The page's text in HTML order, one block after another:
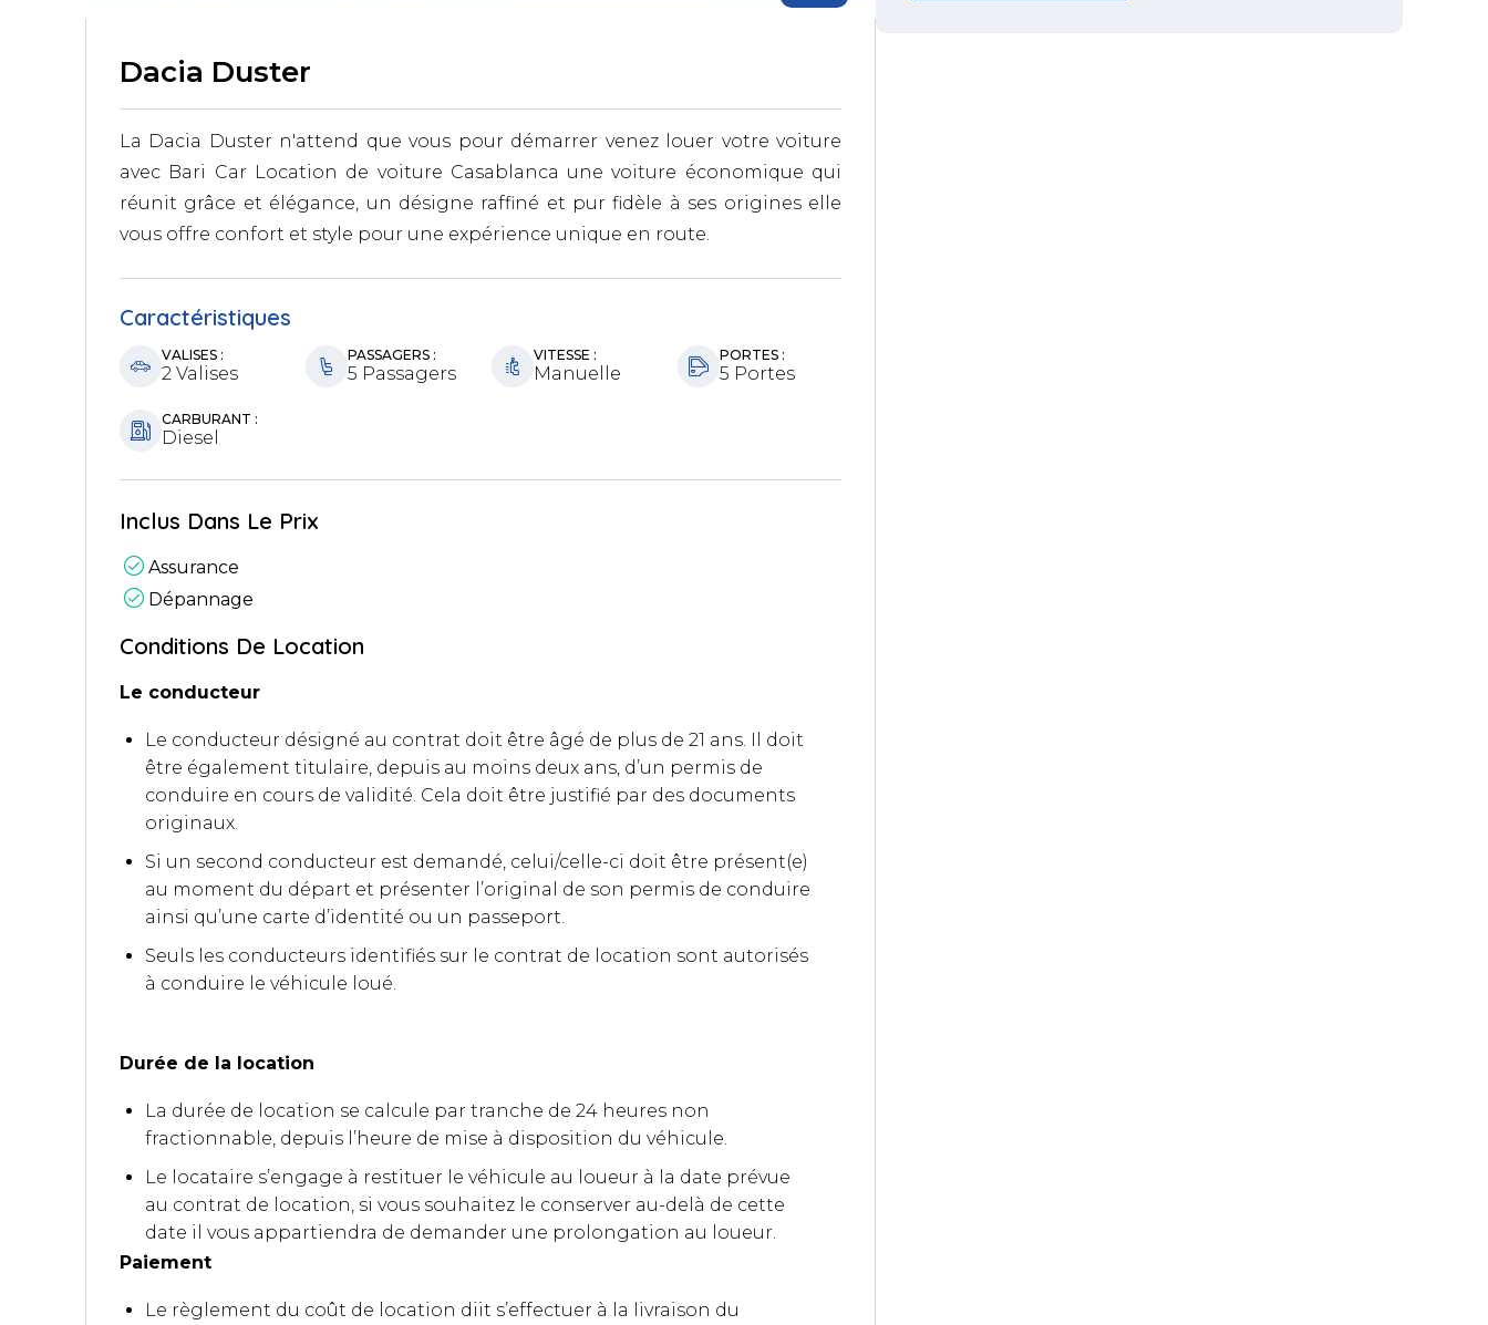
Dacia Duster
La Dacia Duster n'attend que vous pour démarrer venez louer votre voiture
avec Bari Car Location de voiture Casablanca une voiture économique qui
réunit grâce et élégance, un désigne raffiné et pur fidèle à ses origines elle
vous offre confort et style pour une expérience unique en route.
Caractéristiques
VALISES :
2 Valises
PASSAGERS :
5 Passagers
VITESSE :
Manuelle
PORTES :
5 Portes
CARBURANT :
Diesel
Inclus Dans Le Prix
Assurance
Dépannage
Conditions De Location
Le conducteur
Le conducteur désigné au contrat doit être âgé de plus de 21 ans. Il doit
être également titulaire, depuis au moins deux ans, d’un permis de
conduire en cours de validité. Cela doit être justifié par des documents
originaux.
Si un second conducteur est demandé, celui/celle-ci doit être présent(e)
au moment du départ et présenter l’original de son permis de conduire
ainsi qu’une carte d’identité ou un passeport.
Seuls les conducteurs identifiés sur le contrat de location sont autorisés
à conduire le véhicule loué.
Durée de la location
La durée de location se calcule par tranche de 24 heures non
fractionnable, depuis l’heure de mise à disposition du véhicule.
Le locataire s’engage à restituer le véhicule au loueur à la date prévue
au contrat de location, si vous souhaitez le conserver au-delà de cette
date il vous appartiendra de demander une prolongation au loueur.
Paiement
Le règlement du coût de location diit s’effectuer à la livraison du